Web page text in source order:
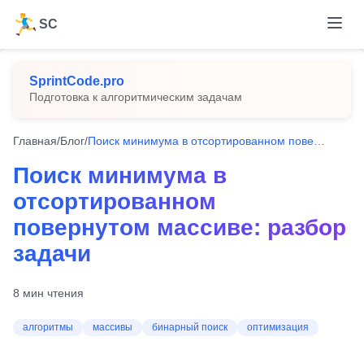
SC
SprintCode.pro
Подготовка к алгоритмическим задачам
Главная/Блог/
Поиск минимума в
отсортированном
повернутом массиве: разбор
задачи
8 мин чтения
алгоритмы массивы бинарный поиск оптимизация